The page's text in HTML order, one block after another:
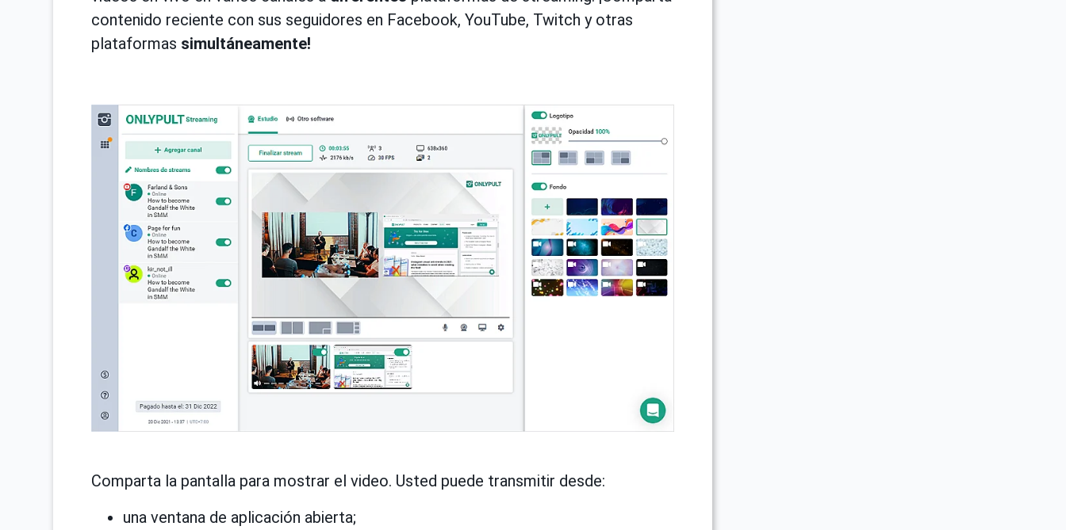
contenido reciente con sus seguidores en Facebook, YouTube, Twitch y otras
plataformas simultáneamente!
Comparta la pantalla para mostrar el video. Usted puede transmitir desde:
una ventana de aplicación abierta;